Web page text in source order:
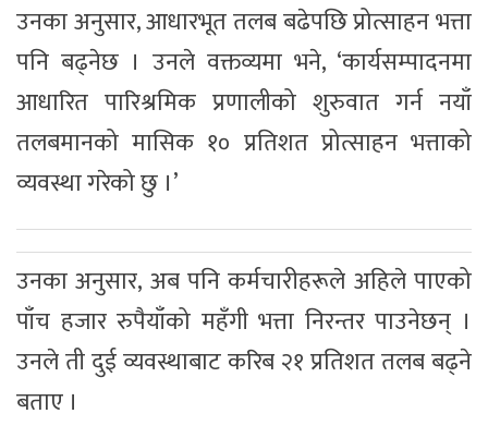
उनका अनुसार, आधारभूत तलब बढेपछि प्रोत्साहन भत्ता
पनि बढ्नेछ । उनले वक्तव्यमा भने, ‘कार्यसम्पादनमा
आधारित पारिश्रमिक प्रणालीको शुरुवात गर्न नयाँ
तलबमानको मासिक १० प्रतिशत प्रोत्साहन भत्ताको
व्यवस्था गरेको छु ।’
उनका अनुसार, अब पनि कर्मचारीहरूले अहिले पाएको
पाँच हजार रुपैयाँको महँगी भत्ता निरन्तर पाउनेछन् ।
उनले ती दुई व्यवस्थाबाट करिब २१ प्रतिशत तलब बढ्ने
बताए ।